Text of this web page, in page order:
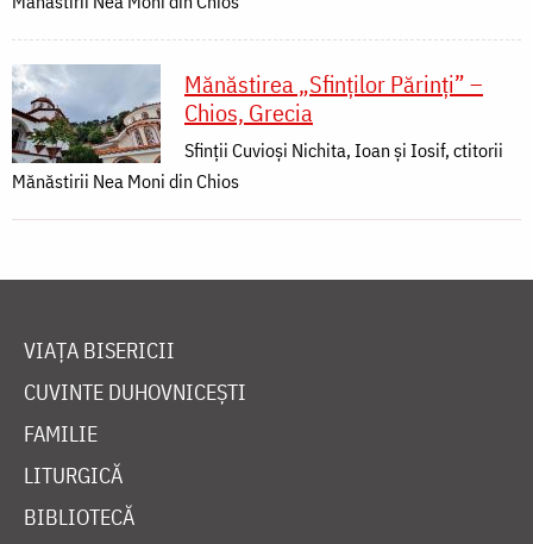
Mănăstirea „Sfinților Părinți” –
Chios, Grecia
Sfinții Cuvioși Nichita, Ioan și Iosif, ctitorii
Mănăstirii Nea Moni din Chios
VIAȚA BISERICII
CUVINTE DUHOVNICEȘTI
FAMILIE
LITURGICĂ
BIBLIOTECĂ